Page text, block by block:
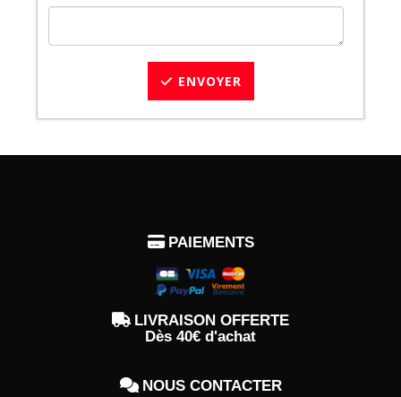
ENVOYER
 PAIEMENTS
 LIVRAISON OFFERTE
Dès 40€ d'achat
 NOUS CONTACTER